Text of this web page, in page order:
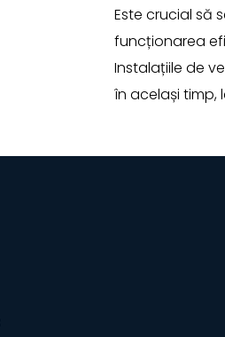
Este crucial să
funcționarea
Instalațiile de
în același timp,